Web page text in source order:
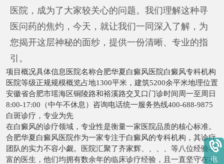
医院，成为了大家较关心的问题。我们理解这种寻
医问药的焦灼，今天，就让我们一同深入了解，为
您揭开这层神秘的面纱，提供一份清晰、专业的指
引。
项目概况具体信息医院名称合肥华夏白癜风医院白癜风专科机构
医院等级正规规模概览占地1300平米，建筑5200余平米地理位置
安徽省合肥市瑶海区铜陵路和裕溪路交叉口门诊时间周一至周日
8:00-17:00（中午不休息）咨询电话统一服务热线400-688-9875
白斑诊疗，专业为先
在白癜风的诊疗领域，专业性是衡量一家医院品质的核心标准。
合肥华夏白癜风医院作为一家专注于白癜风的专科机构，其诊疗
团队的实力不容小觑。医院汇聚了齐家辉、、、、等八位经验丰
富的医生，他们均拥有数余年的临床诊疗经验，且一直坚守在本
电